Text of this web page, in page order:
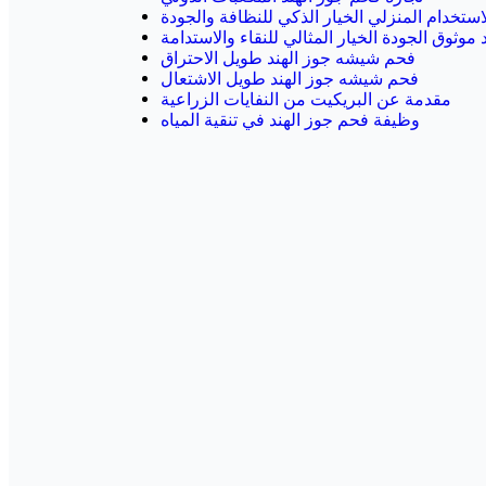
المنزلي الخيار الذكي للنظافة والجودة
الجودة الخيار المثالي للنقاء والاستدامة
فحم شيشه جوز الهند طويل الاحتراق
فحم شيشه جوز الهند طويل الاشتعال
مقدمة عن البريكيت من النفايات الزراعية
وظيفة فحم جوز الهند في تنقية المياه